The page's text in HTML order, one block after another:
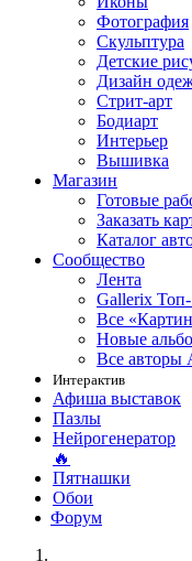
Фотография
Скульптура
Детские
Дизайн
Стрит-арт
Бодиарт
Интерьер
Вышивка
Магазин
Готовые
Заказать
Каталог
Сообщество
Лента
Gallerix
Все
Новые
Все авторы
Интерактив
Афиша выставок
Пазлы
Нейрогенератор
🔥
Пятнашки
Обои
Форум